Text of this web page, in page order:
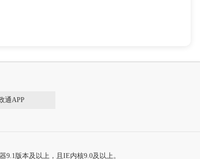
通APP
9.1版本及以上，且IE内核9.0及以上。